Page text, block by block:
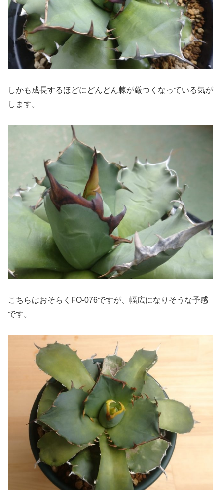
しかも成長するほどにどんどん棘が厳つくなっている気が
します。
こちらはおそらくFO-076ですが、幅広になりそうな予感
です。